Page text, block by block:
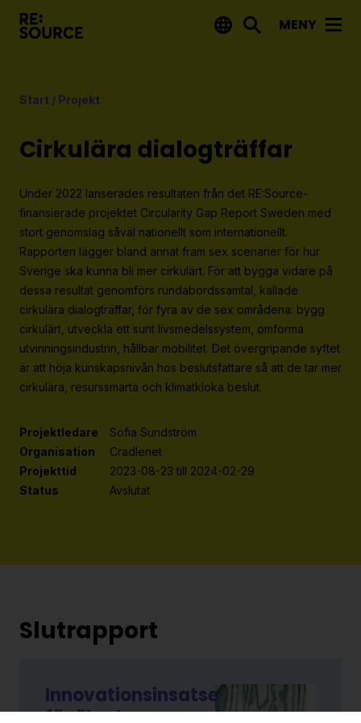
MENY
Tips på utlysningar
Projekt
Projektdatabas
Rapporter från RE:Source
Finansiering
Utlysningar
Strategiska projekt
Grafisk profil och mallar
Start / Projekt
Cirkulära dialogträffar
Under 2022 lanserades resultaten från det RE:Source-
finansierade projektet Circularity Gap Report Sweden med
stort genomslag såväl nationellt som internationellt.
Rapporten lägger bland annat fram sex scenarier för hur
Sverige ska kunna bli mer cirkulärt. För att bygga vidare på
dessa resultat genomförs rundabordssamtal, kallade
cirkulära dialogträffar, för fyra av de sex områdena: bygg
cirkulärt, utveckla ett sunt livsmedelssystem, omforma
utvinningsindustrin, hållbar mobilitet. Det övergripande syftet
är att höja kunskapsnivån hos beslutsfattare så att de tar mer
cirkulära, resurssmarta och klimatkloka beslut.
Projektledare
Sofia Sundström
Organisation
Cradlenet
Projekttid
2023-08-23 till 2024-02-29
Status
Avslutat
Slutrapport
Innovationsinsatser
för ökad